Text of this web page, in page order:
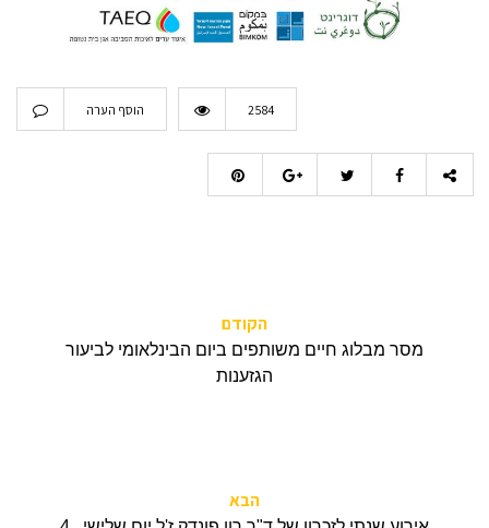
הוסף הערה 2584
הקודם
מסר מבלוג חיים משותפים ביום הבינלאומי לביעור
הגזענות
הבא